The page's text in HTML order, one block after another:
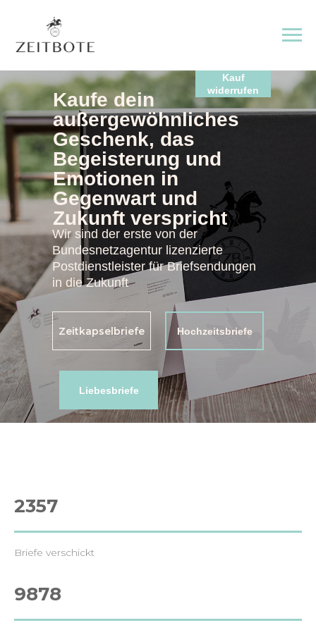
Kaufe dein
außergewöhnliches
Geschenk, das
Begeisterung und
Emotionen in
Gegenwart und
Zukunft verspricht
Wir sind der erste von der
Bundesnetzagentur lizenzierte
Postdienstleister für Briefsendungen
in die Zukunft
Zeitkapselbriefe Hochzeitsbriefe
Liebesbriefe
Kauf
widerrufen
2357
Briefe verschickt
9878